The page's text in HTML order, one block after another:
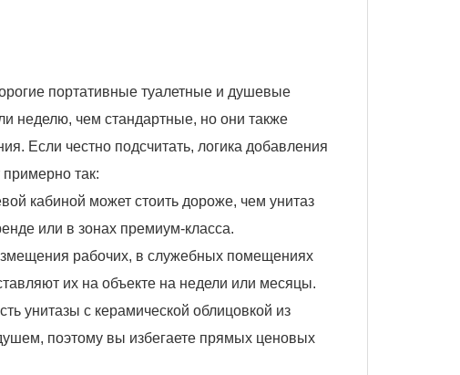
портативные туалетные и душевые
неделю, чем стандартные, но они также
Если честно подсчитать, логика добавления
так:
кабиной может стоить дороже, чем унитаз
или в зонах премиум-класса.
рабочих, в служебных помещениях
их на объекте на недели или месяцы.
унитазы с керамической облицовкой из
поэтому вы избегаете прямых ценовых